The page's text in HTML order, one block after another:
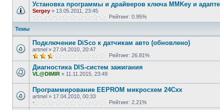
Установка программы и драйверов ключа MMKey и
Sergey » 13.05.2011, 23:45
Рейтинг: 0.95%
Темы
Подключение DiSco к датчикам авто (обновлено)
artmel » 27.04.2010, 20:47
Рейтинг: 26.81%
Диагностика DIS-систем зажигания
VL@DIMIR » 11.11.2015, 23:49
Программирование EEPROM микросхем 24Cxx
artmel » 17.04.2010, 00:33
Рейтинг: 2.21%